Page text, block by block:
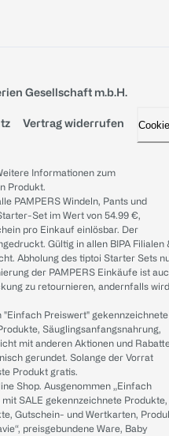
Gesellschaft m.b.H.
Vertrag widerrufen
Informationen zum
Produkt.
PAMPERS Windeln, Pants und
Set im Wert von 54.99 €,
pro Einkauf einlösbar. Der
Gültig in allen BIPA Filialen
Abholung des tiptoi Starter Sets
der PAMPERS Einkäufe ist
zu retournieren, andernfalls wird
"Einfach Preiswert" gekennzeichnete
Säuglingsanfangsnahrung,
mit anderen Aktionen und
gerundet. Solange der Vorrat
Produkt gratis.
Shop. Ausgenommen „Einfach
SALE gekennzeichnete Produkte,
Gutschein- und Wertkarten,
preisgebundene Ware, Baby